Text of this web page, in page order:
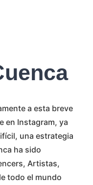
a esta breve
en Instagram, ya
una estrategia
ha sido
Artistas,
todo el mundo